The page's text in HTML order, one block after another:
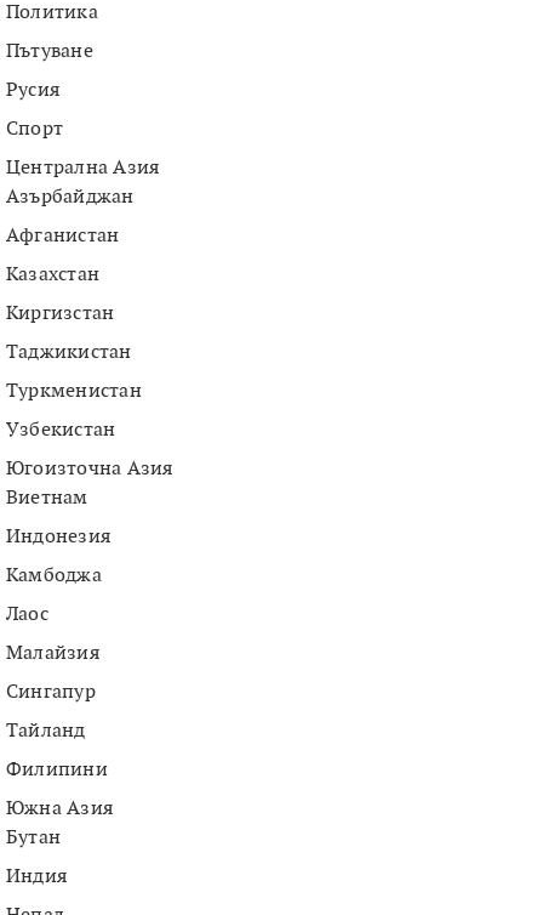
Политика
Пътуване
Русия
Спорт
Централна Азия
Азърбайджан
Афганистан
Казахстан
Киргизстан
Таджикистан
Туркменистан
Узбекистан
Югоизточна Азия
Виетнам
Индонезия
Камбоджа
Лаос
Малайзия
Сингапур
Тайланд
Филипини
Южна Азия
Бутан
Индия